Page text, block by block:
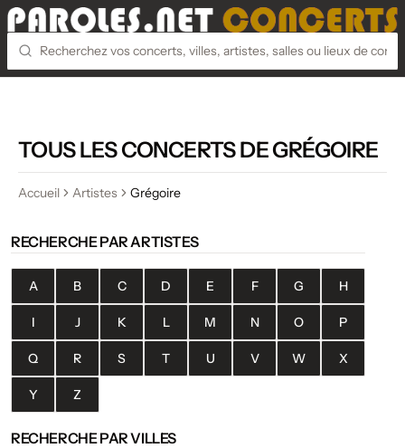
TOUS LES CONCERTS DE GRÉGOIRE
Accueil Artistes Grégoire
RECHERCHE PAR ARTISTES
A B C D E F G H
I J K L M N O P
Q R S T U V W X
Y Z
RECHERCHE PAR VILLES